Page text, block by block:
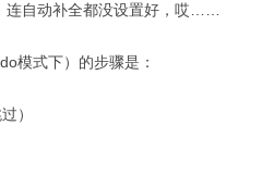
连自动补全都没设置好，哎……
模式下）的步骤是：
）